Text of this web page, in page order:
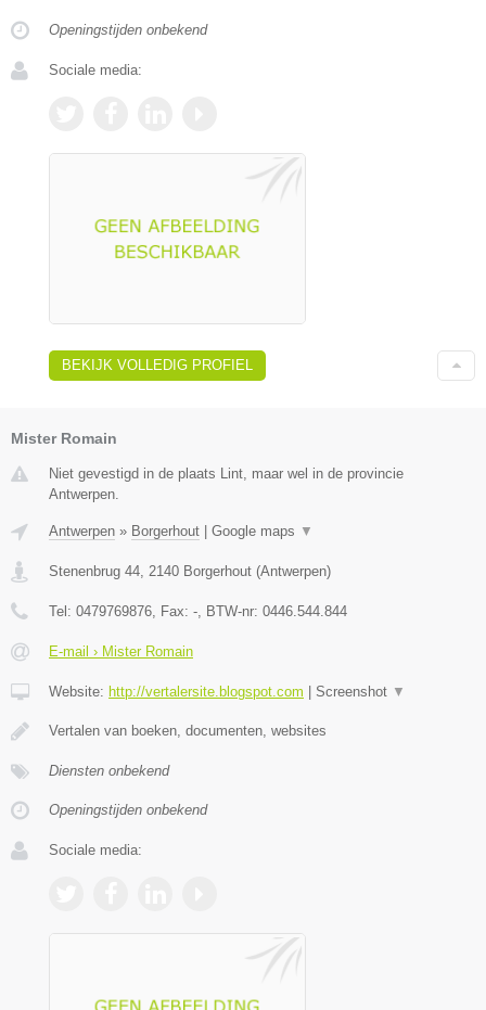
Openingstijden onbekend
Sociale media:
BEKIJK VOLLEDIG PROFIEL
Mister Romain
Niet gevestigd in de plaats Lint, maar wel in de provincie
Antwerpen.
Antwerpen » Borgerhout Google maps ▼
Stenenbrug 44, 2140 Borgerhout (Antwerpen)
Tel: 0479769876, Fax: -, BTW-nr: 0446.544.844
E-mail › Mister Romain
Website: http://vertalersite.blogspot.com Screenshot ▼
Vertalen van boeken, documenten, websites
Diensten onbekend
Openingstijden onbekend
Sociale media: